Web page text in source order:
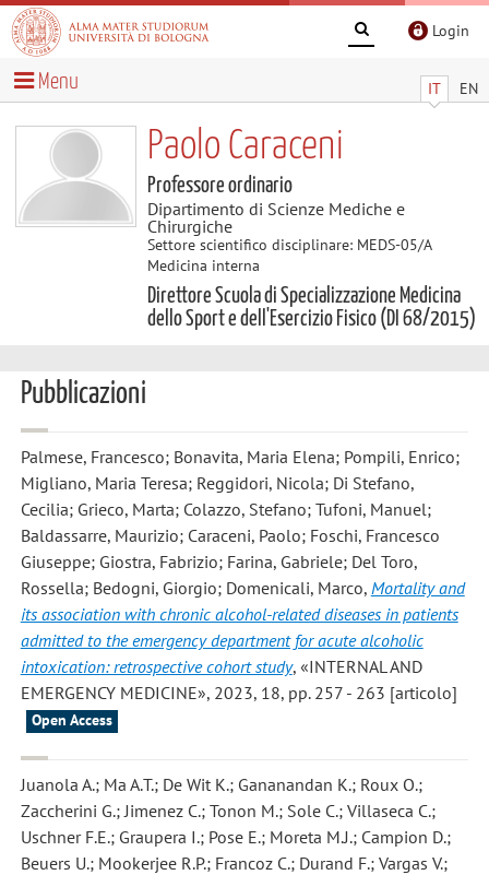
Login
IT EN
Menu
Paolo Caraceni
Professore ordinario
Dipartimento di Scienze Mediche e
Chirurgiche
Settore scientifico disciplinare: MEDS-05/A
Medicina interna
Direttore Scuola di Specializzazione Medicina
dello Sport e dell'Esercizio Fisico (DI 68/2015)
Pubblicazioni
Palmese, Francesco; Bonavita, Maria Elena; Pompili, Enrico;
Migliano, Maria Teresa; Reggidori, Nicola; Di Stefano,
Cecilia; Grieco, Marta; Colazzo, Stefano; Tufoni, Manuel;
Baldassarre, Maurizio; Caraceni, Paolo; Foschi, Francesco
Giuseppe; Giostra, Fabrizio; Farina, Gabriele; Del Toro,
Rossella; Bedogni, Giorgio; Domenicali, Marco, Mortality and
its association with chronic alcohol-related diseases in patients
admitted to the emergency department for acute alcoholic
intoxication: retrospective cohort study, «INTERNAL AND
EMERGENCY MEDICINE», 2023, 18, pp. 257 - 263 [articolo]
Open Access
Juanola A.; Ma A.T.; De Wit K.; Gananandan K.; Roux O.;
Zaccherini G.; Jimenez C.; Tonon M.; Sole C.; Villaseca C.;
Uschner F.E.; Graupera I.; Pose E.; Moreta M.J.; Campion D.;
Beuers U.; Mookerjee R.P.; Francoz C.; Durand F.; Vargas V.;